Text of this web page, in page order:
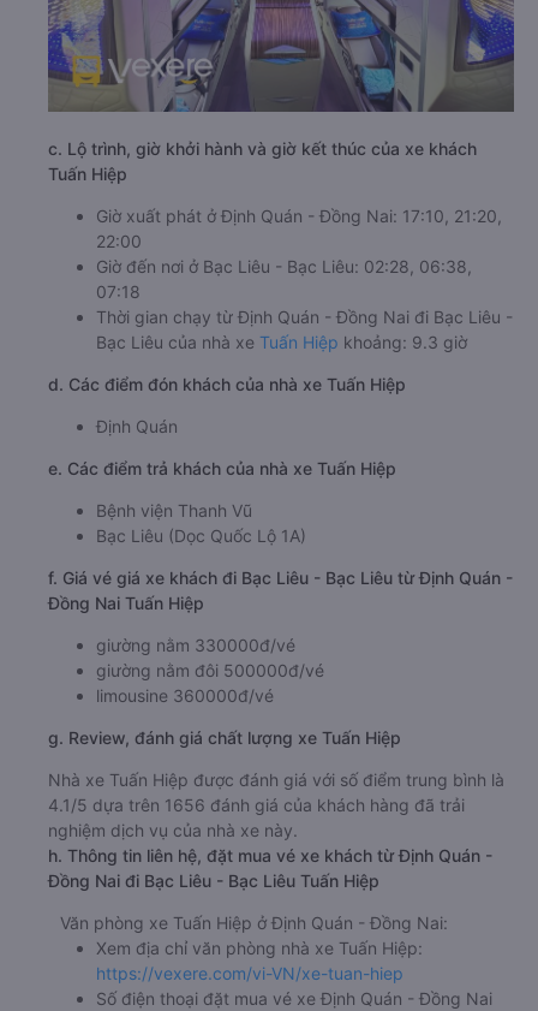
c. Lộ trình, giờ khởi hành và giờ kết thúc của xe khách
Tuấn Hiệp
Giờ xuất phát ở Định Quán - Đồng Nai: 17:10, 21:20,
22:00
Giờ đến nơi ở Bạc Liêu - Bạc Liêu: 02:28, 06:38,
07:18
Thời gian chạy từ Định Quán - Đồng Nai đi Bạc Liêu -
Bạc Liêu của nhà xe Tuấn Hiệp khoảng: 9.3 giờ
d. Các điểm đón khách của nhà xe Tuấn Hiệp
Định Quán
e. Các điểm trả khách của nhà xe Tuấn Hiệp
Bệnh viện Thanh Vũ
Bạc Liêu (Dọc Quốc Lộ 1A)
f. Giá vé giá xe khách đi Bạc Liêu - Bạc Liêu từ Định Quán -
Đồng Nai Tuấn Hiệp
giường nằm 330000đ/vé
giường nằm đôi 500000đ/vé
limousine 360000đ/vé
g. Review, đánh giá chất lượng xe Tuấn Hiệp
Nhà xe Tuấn Hiệp được đánh giá với số điểm trung bình là
4.1/5 dựa trên 1656 đánh giá của khách hàng đã trải
nghiệm dịch vụ của nhà xe này.
h. Thông tin liên hệ, đặt mua vé xe khách từ Định Quán -
Đồng Nai đi Bạc Liêu - Bạc Liêu Tuấn Hiệp
Văn phòng xe Tuấn Hiệp ở Định Quán - Đồng Nai:
Xem địa chỉ văn phòng nhà xe Tuấn Hiệp:
https://vexere.com/vi-VN/xe-tuan-hiep
Số điện thoại đặt mua vé xe Định Quán - Đồng Nai